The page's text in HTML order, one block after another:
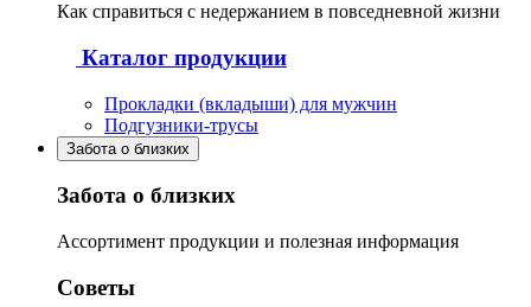
Как справиться с недержанием в повседневной жизни
Каталог продукции
Прокладки (вкладыши) для мужчин
Подгузники-трусы
Забота о близких
Забота о близких
Ассортимент продукции и полезная информация
Советы